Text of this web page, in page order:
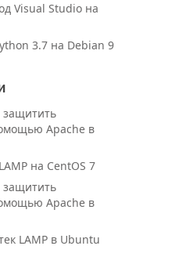
Visual Studio на
3.7 на Debian 9
защитить
Apache в
на CentOS 7
защитить
Apache в
LAMP в Ubuntu